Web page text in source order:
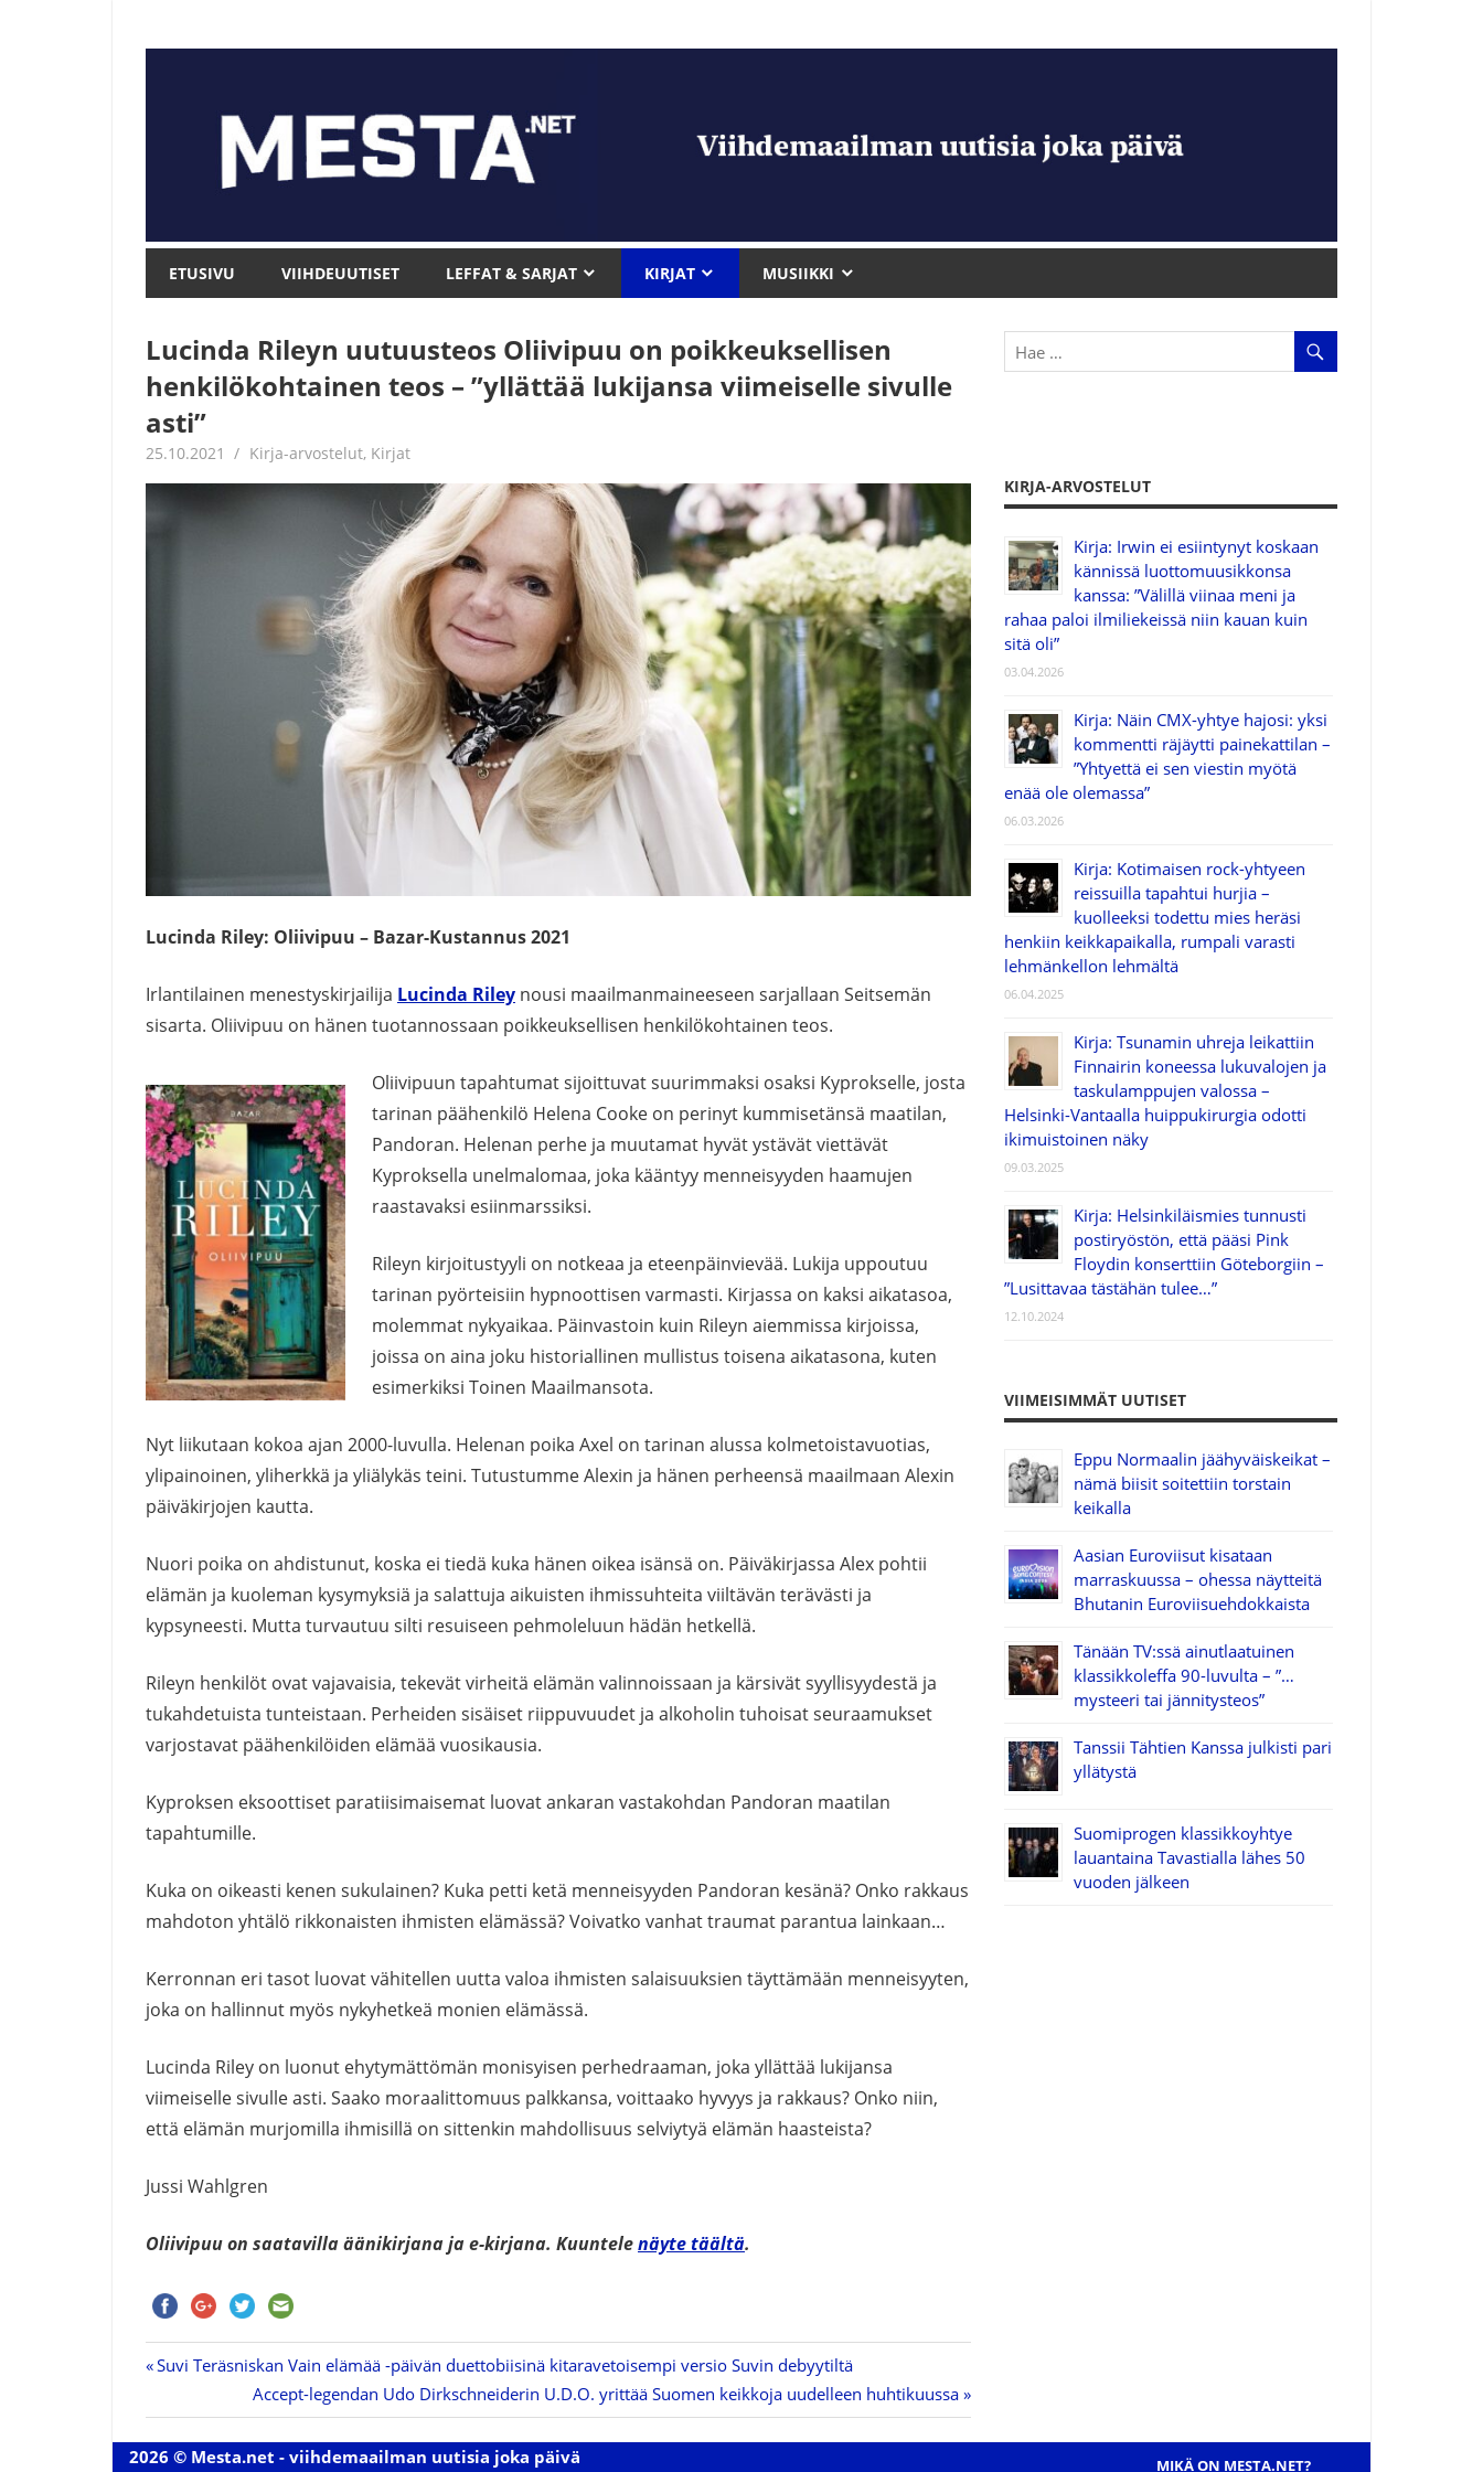
Mesta.net
ETUSIVU VIIHDEUUTISET LEFFAT & SARJAT KIRJAT MUSIIKKI
Lucinda Rileyn uutuusteos Oliivipuu on poikkeuksellisen
henkilökohtainen teos – ”yllättää lukijansa viimeiselle sivulle
asti”
25.10.2021 Jouni Hirn
Kirja-arvostelut, Kirjat
Lucinda Riley: Oliivipuu – Bazar-Kustannus 2021
Irlantilainen menestyskirjailija Lucinda Riley nousi maailmanmaineeseen sarjallaan Seitsemän
sisarta. Oliivipuu on hänen tuotannossaan poikkeuksellisen henkilökohtainen teos.
Oliivipuun tapahtumat sijoittuvat suurimmaksi osaksi Kyprokselle, josta
tarinan päähenkilö Helena Cooke on perinyt kummisetänsä maatilan,
Pandoran. Helenan perhe ja muutamat hyvät ystävät viettävät
Kyproksella unelmalomaa, joka kääntyy menneisyyden haamujen
raastavaksi esiinmarssiksi.
Rileyn kirjoitustyyli on notkeaa ja eteenpäinvievää. Lukija uppoutuu
tarinan pyörteisiin hypnoottisen varmasti. Kirjassa on kaksi aikatasoa,
molemmat nykyaikaa. Päinvastoin kuin Rileyn aiemmissa kirjoissa,
joissa on aina joku historiallinen mullistus toisena aikatasona, kuten
esimerkiksi Toinen Maailmansota.
Nyt liikutaan kokoa ajan 2000-luvulla. Helenan poika Axel on tarinan alussa kolmetoistavuotias,
ylipainoinen, yliherkkä ja yliälykäs teini. Tutustumme Alexin ja hänen perheensä maailmaan Alexin
päiväkirjojen kautta.
Nuori poika on ahdistunut, koska ei tiedä kuka hänen oikea isänsä on. Päiväkirjassa Alex pohtii
elämän ja kuoleman kysymyksiä ja salattuja aikuisten ihmissuhteita viiltävän terävästi ja
kypsyneesti. Mutta turvautuu silti resuiseen pehmoleluun hädän hetkellä.
Rileyn henkilöt ovat vajavaisia, tekevät virheitä elämän valinnoissaan ja kärsivät syyllisyydestä ja
tukahdetuista tunteistaan. Perheiden sisäiset riippuvuudet ja alkoholin tuhoisat seuraamukset
varjostavat päähenkilöiden elämää vuosikausia.
Kyproksen eksoottiset paratiisimaisemat luovat ankaran vastakohdan Pandoran maatilan
tapahtumille.
Kuka on oikeasti kenen sukulainen? Kuka petti ketä menneisyyden Pandoran kesänä? Onko rakkaus
mahdoton yhtälö rikkonaisten ihmisten elämässä? Voivatko vanhat traumat parantua lainkaan…
Kerronnan eri tasot luovat vähitellen uutta valoa ihmisten salaisuuksien täyttämään menneisyyten,
joka on hallinnut myös nykyhetkeä monien elämässä.
Lucinda Riley on luonut ehytymättömän monisyisen perhedraaman, joka yllättää lukijansa
viimeiselle sivulle asti. Saako moraalittomuus palkkansa, voittaako hyvyys ja rakkaus? Onko niin,
että elämän murjomilla ihmisillä on sittenkin mahdollisuus selviytyä elämän haasteista?
Jussi Wahlgren
Oliivipuu on saatavilla äänikirjana ja e-kirjana. Kuuntelenäyte täältä.
Artikkelien
selaus
Previous
Suvi Teräsniskan Vain elämää -päivän duettobiisinä kitaravetoisempi versio Suvin debyytiltä
Next
Post:
Accept-legendan Udo Dirkschneiderin U.D.O. yrittää Suomen keikkoja uudelleen huhtikuussa
KIRJA-ARVOSTELUT
Kirja: Irwin ei esiintynyt koskaan
kännissä luottomuusikkonsa
kanssa: ”Välillä viinaa meni ja
rahaa paloi ilmiliekeissä niin kauan kuin
sitä oli”
03.04.2026
Kirja: Näin CMX-yhtye hajosi: yksi
kommentti räjäytti painekattilan –
”Yhtyettä ei sen viestin myötä
enää ole olemassa”
06.03.2026
Kirja: Kotimaisen rock-yhtyeen
reissuilla tapahtui hurjia –
kuolleeksi todettu mies heräsi
henkiin keikkapaikalla, rumpali varasti
lehmänkellon lehmältä
06.04.2025
Kirja: Tsunamin uhreja leikattiin
Finnairin koneessa lukuvalojen ja
taskulamppujen valossa –
Helsinki-Vantaalla huippukirurgia odotti
ikimuistoinen näky
09.03.2025
Kirja: Helsinkiläismies tunnusti
postiryöstön, että pääsi Pink
Floydin konserttiin Göteborgiin –
”Lusittavaa tästähän tulee…”
12.10.2024
VIIMEISIMMÄT UUTISET
Eppu Normaalin jäähyväiskeikat –
nämä biisit soitettiin torstain
keikalla
Aasian Euroviisut kisataan
marraskuussa – ohessa näytteitä
Bhutanin Euroviisuehdokkaista
Tänään TV:ssä ainutlaatuinen
klassikkoleffa 90-luvulta – ”…
mysteeri tai jännitysteos”
Tanssii Tähtien Kanssa julkisti pari
yllätystä
Suomiprogen klassikkoyhtye
lauantaina Tavastialla lähes 50
vuoden jälkeen
2026 © Mesta.net - viihdemaailman uutisia joka päivä MIKÄ ON MESTA.NET?